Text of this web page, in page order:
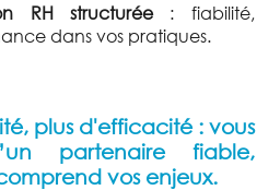
RH structurée : fiabilité,
dans vos pratiques.
plus d'efficacité : vous
partenaire fiable,
vos enjeux.